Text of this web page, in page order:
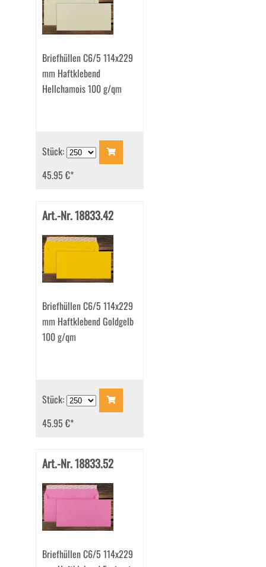
Briefhüllen C6/5 114x229
mm Haftklebend
Hellchamois 100 g/qm
Stück:
45.95 €*
Art.-Nr. 18833.42
Briefhüllen C6/5 114x229
mm Haftklebend Goldgelb
100 g/qm
Stück:
45.95 €*
Art.-Nr. 18833.52
Briefhüllen C6/5 114x229